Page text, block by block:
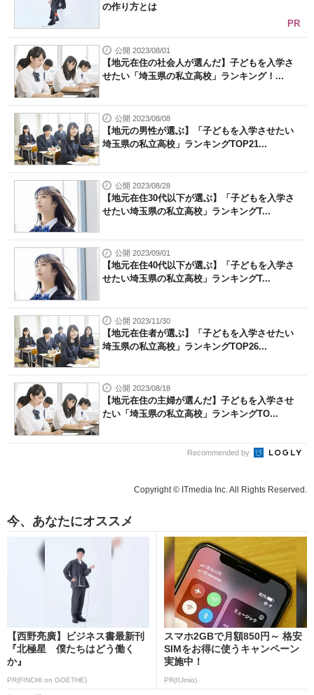
の作り方とは
PR
公開 2023/08/01
【地元在住の社会人が選んだ】子どもを入学さ
せたい「埼玉県の私立高校」ランキング！...
公開 2023/08/08
【地元の男性が選ぶ】「子どもを入学させたい
埼玉県の私立高校」ランキングTOP21...
公開 2023/08/28
【地元在住30代以下が選ぶ】「子どもを入学さ
せたい埼玉県の私立高校」ランキングT...
公開 2023/09/01
【地元在住40代以下が選ぶ】「子どもを入学さ
せたい埼玉県の私立高校」ランキングT...
公開 2023/11/30
【地元在住者が選ぶ】「子どもを入学させたい
埼玉県の私立高校」ランキングTOP26...
公開 2023/08/18
【地元在住の主婦が選んだ】子どもを入学させ
たい「埼玉県の私立高校」ランキングTO...
Recommended by
Copyright © ITmedia Inc. All Rights Reserved.
今、あなたにオススメ
【西野亮廣】ビジネス書最新刊
『北極星 僕たちはどう働く
か』
PR(FINCHI on GOETHE)
スマホ2GBで月額850円～ 格安
SIMをお得に使うキャンペーン
実施中！
PR(IIJmio)